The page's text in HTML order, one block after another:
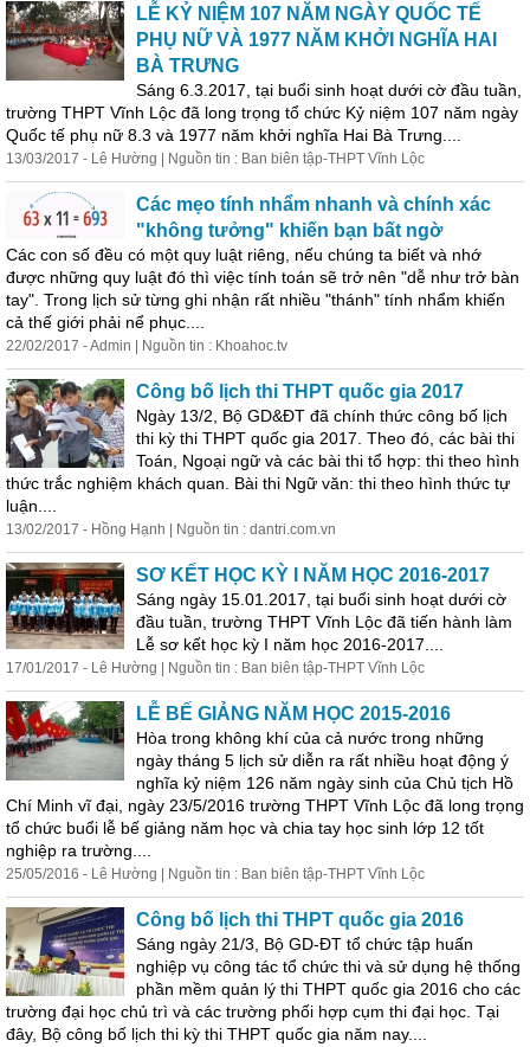
LỄ KỶ NIỆM 107 NĂM NGÀY QUỐC TẾ
PHỤ NỮ VÀ 1977 NĂM KHỞI NGHĨA HAI
BÀ TRƯNG
Sáng 6.3.2017, tại buổi sinh hoạt dưới cờ đầu tuần,
trường THPT Vĩnh Lộc đã long trọng tổ chức Kỷ niệm 107 năm ngày
Quốc tế phụ nữ 8.3 và 1977 năm khởi nghĩa Hai Bà Trưng....
13/03/2017 - Lê Hường | Nguồn tin : Ban biên tập-THPT Vĩnh Lộc
Các mẹo tính nhẩm nhanh và chính xác
"không tưởng" khiến bạn bất ngờ
Các con số đều có một quy luật riêng, nếu chúng ta biết và nhớ
được những quy luật đó thì việc tính toán sẽ trở nên "dễ như trở bàn
tay". Trong lịch sử từng ghi nhận rất nhiều "thánh" tính nhẩm khiến
cả thế giới phải nể phục....
22/02/2017 - Admin | Nguồn tin : Khoahoc.tv
Công bố lịch thi THPT quốc gia 2017
Ngày 13/2, Bộ GD&ĐT đã chính thức công bố lịch
thi kỳ thi THPT quốc gia 2017. Theo đó, các bài thi
Toán, Ngoại ngữ và các bài thi tổ hợp: thi theo hình
thức trắc nghiệm khách quan. Bài thi Ngữ văn: thi theo hình thức tự
luận....
13/02/2017 - Hồng Hạnh | Nguồn tin : dantri.com.vn
SƠ KẾT HỌC KỲ I NĂM HỌC 2016-2017
Sáng ngày 15.01.2017, tại buổi sinh hoạt dưới cờ
đầu tuần, trường THPT Vĩnh Lộc đã tiến hành làm
Lễ sơ kết học kỳ I năm học 2016-2017....
17/01/2017 - Lê Hường | Nguồn tin : Ban biên tập-THPT Vĩnh Lộc
LỄ BẾ GIẢNG NĂM HỌC 2015-2016
Hòa trong không khí của cả nước trong những
ngày tháng 5 lịch sử diễn ra rất nhiều hoạt động ý
nghĩa kỷ niệm 126 năm ngày sinh của Chủ tịch Hồ
Chí Minh vĩ đại, ngày 23/5/2016 trường THPT Vĩnh Lộc đã long trọng
tổ chức buổi lễ bế giảng năm học và chia tay học sinh lớp 12 tốt
nghiệp ra trường....
25/05/2016 - Lê Hường | Nguồn tin : Ban biên tập-THPT Vĩnh Lộc
Công bố lịch thi THPT quốc gia 2016
Sáng ngày 21/3, Bộ GD-ĐT tổ chức tập huấn
nghiệp vụ công tác tổ chức thi và sử dụng hệ thống
phần mềm quản lý thi THPT quốc gia 2016 cho các
trường đại học chủ trì và các trường phối hợp cụm thi đại học. Tại
đây, Bộ công bố lịch thi kỳ thi THPT quốc gia năm nay....